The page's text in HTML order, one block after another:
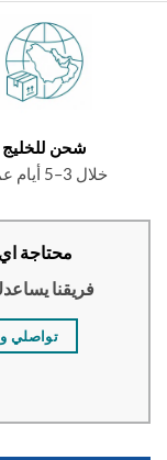
شحن للخليج
محتاجة اي
فريقنا يساعدك
تواصلي